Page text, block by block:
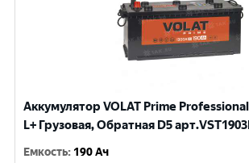
Аккумулятор VOLAT Prime Professional
L+ Грузовая, Обратная D5
Емкость: 190 Ач